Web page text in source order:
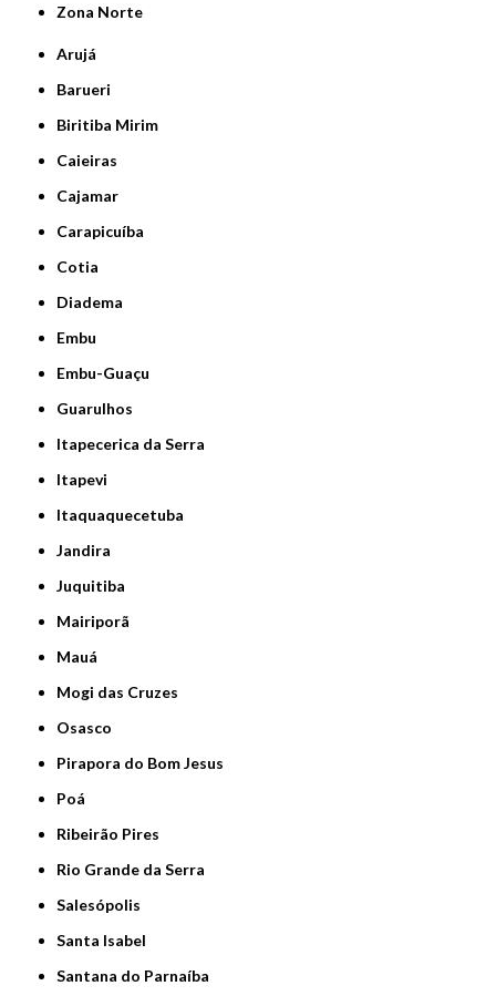
Zona Norte
Arujá
Barueri
Biritiba Mirim
Caieiras
Cajamar
Carapicuíba
Cotia
Diadema
Embu
Embu-Guaçu
Guarulhos
Itapecerica da Serra
Itapevi
Itaquaquecetuba
Jandira
Juquitiba
Mairiporã
Mauá
Mogi das Cruzes
Osasco
Pirapora do Bom Jesus
Poá
Ribeirão Pires
Rio Grande da Serra
Salesópolis
Santa Isabel
Santana do Parnaíba